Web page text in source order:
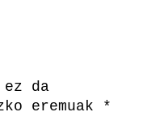
da
eremuak
*